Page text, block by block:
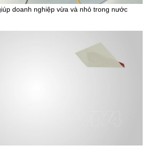
doanh nghiệp vừa và nhỏ trong nước